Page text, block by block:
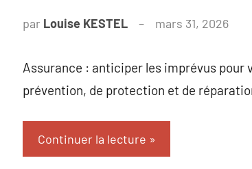
par Louise KESTEL mars 31, 2026
Assurance : anticiper les imprévus pour
prévention, de protection et de
Continuer la lecture